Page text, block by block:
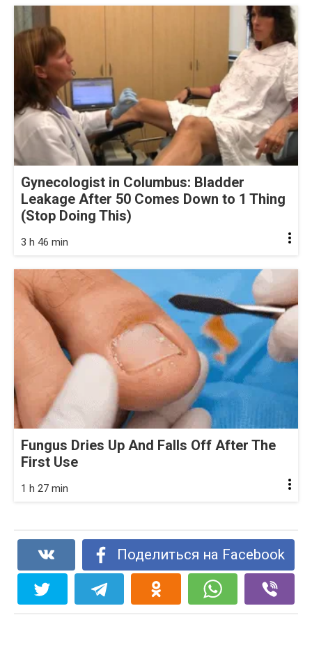
Gynecologist in Columbus: Bladder
Leakage After 50 Comes Down to 1 Thing
(Stop Doing This)
3 h 46 min
Fungus Dries Up And Falls Off After The
First Use
1 h 27 min
Поделиться на Facebook